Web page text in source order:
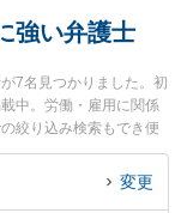
強い弁護士
7名見つかりました。初
中。労働・雇用に関係
絞り込み検索もでき便
士やライブリー法律事
弁護士のプロフィール
変更